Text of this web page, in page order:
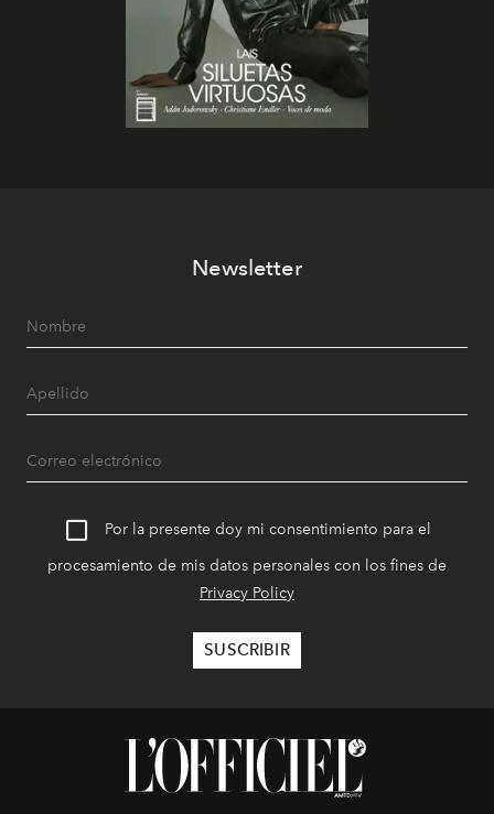
Newsletter
Por la presente doy mi consentimiento para el
procesamiento de mis datos personales con los fines de
Privacy Policy